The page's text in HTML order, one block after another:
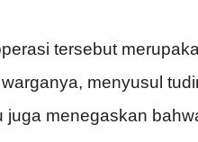
tersebut
menyusul
juga menegaskan